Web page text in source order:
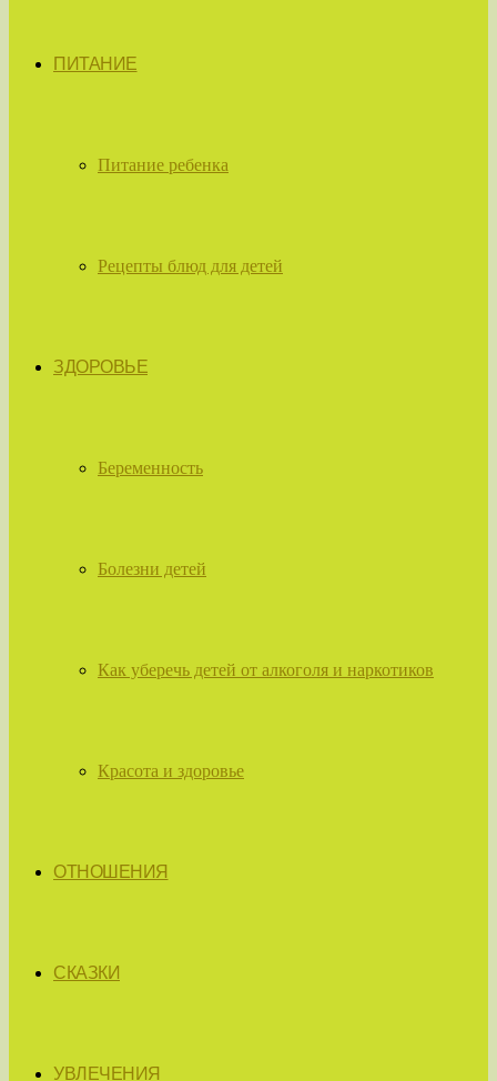
ПИТАНИЕ
Питание ребенка
Рецепты блюд для детей
ЗДОРОВЬЕ
Беременность
Болезни детей
Как уберечь детей от алкоголя и наркотиков
Красота и здоровье
ОТНОШЕНИЯ
СКАЗКИ
УВЛЕЧЕНИЯ